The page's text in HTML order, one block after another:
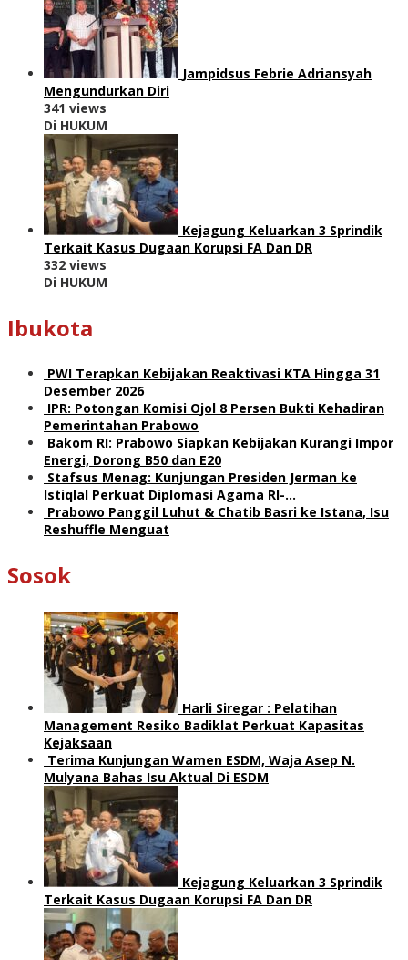
Jampidsus Febrie Adriansyah
Mengundurkan Diri
341 views
Di HUKUM
Kejagung Keluarkan 3 Sprindik
Terkait Kasus Dugaan Korupsi FA Dan DR
332 views
Di HUKUM
Ibukota
PWI Terapkan Kebijakan Reaktivasi KTA Hingga 31
Desember 2026
IPR: Potongan Komisi Ojol 8 Persen Bukti Kehadiran
Pemerintahan Prabowo
Bakom RI: Prabowo Siapkan Kebijakan Kurangi Impor
Energi, Dorong B50 dan E20
Stafsus Menag: Kunjungan Presiden Jerman ke
Istiqlal Perkuat Diplomasi Agama RI-…
Prabowo Panggil Luhut & Chatib Basri ke Istana, Isu
Reshuffle Menguat
Sosok
Harli Siregar : Pelatihan
Management Resiko Badiklat Perkuat Kapasitas
Kejaksaan
Terima Kunjungan Wamen ESDM, Waja Asep N.
Mulyana Bahas Isu Aktual Di ESDM
Kejagung Keluarkan 3 Sprindik
Terkait Kasus Dugaan Korupsi FA Dan DR